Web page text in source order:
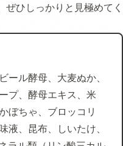
ひしっかりと見極めてく
ール酵母、大麦ぬか、
プ、酵母エキス、米
ぼちゃ、ブロッコリ
液、昆布、しいたけ、